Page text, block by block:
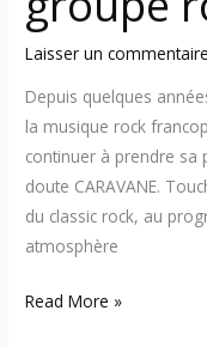
Laisser un commentaire
Depuis quelques
la musique rock
continuer à prendre sa
doute CARAVANE.
du classic rock, au
atmosphère
Read More »